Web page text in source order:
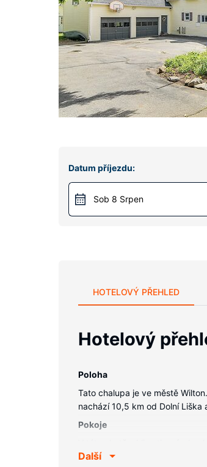
Datum příjezdu:
Sob 8 Srpen
HOTELOVÝ PŘEHLED
Hotelový
Poloha
Tato chalupa je ve městě
nachází 10,5 km od Dolní
Pokoje
Vybavení nemovitosti
Další